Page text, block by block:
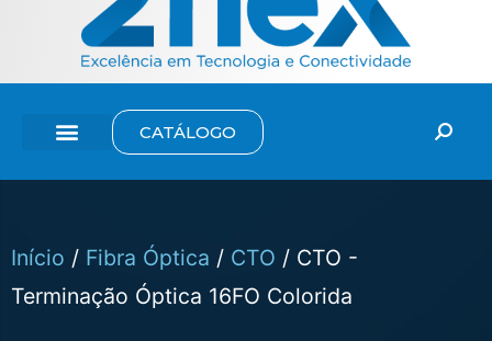
CATÁLOGO
Início / Fibra Óptica / CTO / CTO -
Terminação Óptica 16FO Colorida